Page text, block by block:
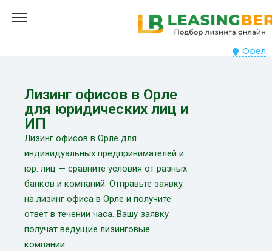
Орел
Лизинг офисов в Орле
для юридических лиц и
ИП
Лизинг офисов в Орле для
индивидуальных предпринимателей и
юр. лиц — сравните условия от разных
банков и компаний. Отправьте заявку
на лизинг офиса в Орле и получите
ответ в течении часа. Вашу заявку
получат ведущие лизинговые
компании.